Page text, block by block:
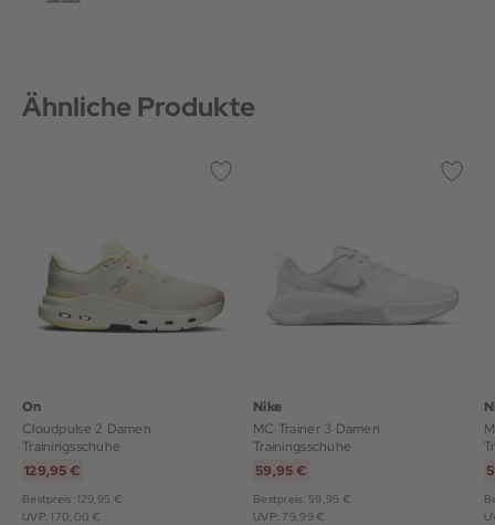
Ähnliche Produkte
On
Cloudpulse 2 Damen
Trainingsschuhe
129,95 €
Bestpreis: 129,95 €
UVP: 170,00 €
Nike
MC Trainer 3 Damen
Trainingsschuhe
59,95 €
Bestpreis: 59,95 €
UVP: 79,99 €